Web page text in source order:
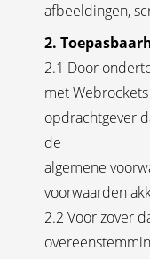
afbeeldingen,
2.
2.1 Door
met
opdrachtgever
de
algemene
voorwaarden
2.2 Voor zover